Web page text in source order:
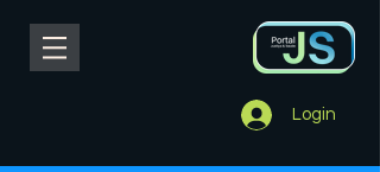
Login